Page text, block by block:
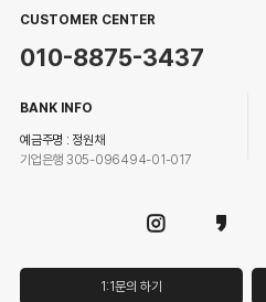
CUSTOMER CENTER
010-8875-3437
BANK INFO
예금주명 : 정원채
기업은행 305-096494-01-017
1:1문의 하기